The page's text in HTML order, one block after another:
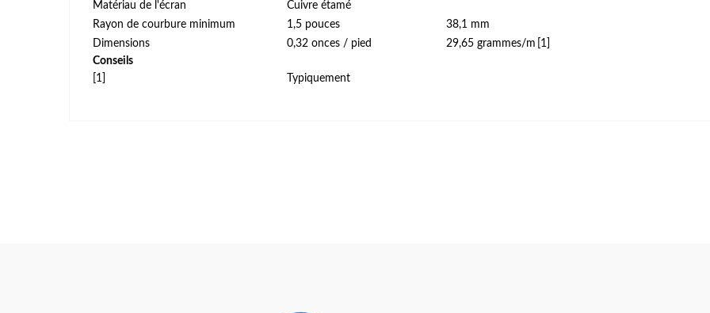
Matériau de l'écran
Cuivre étamé
Rayon de courbure minimum
1,5 pouces
38,1 mm
Dimensions
0,32 onces / pied 29,65 grammes/m [1]
Conseils
[1]
Typiquement